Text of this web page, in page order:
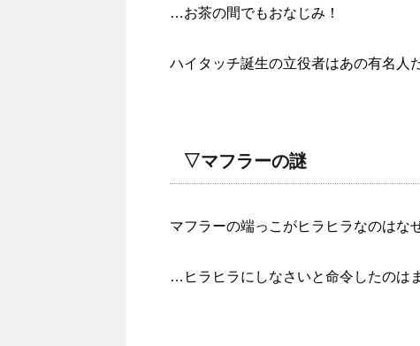
…お茶の間でもおなじみ！
ハイタッチ誕生の立役者はあの有名人
▽マフラーの謎
マフラーの端っこがヒラヒラなのはな
…ヒラヒラにしなさいと命令したのは